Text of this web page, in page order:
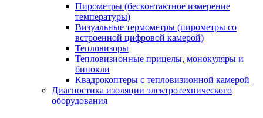
Пирометры (бесконтактное измерение
температуры)
Визуальные термометры (пирометры со
встроенной цифровой камерой)
Тепловизоры
Тепловизионные прицелы, монокуляры и
бинокли
Квадрокоптеры с тепловизионной камерой
Диагностика изоляции электротехнического
оборудования